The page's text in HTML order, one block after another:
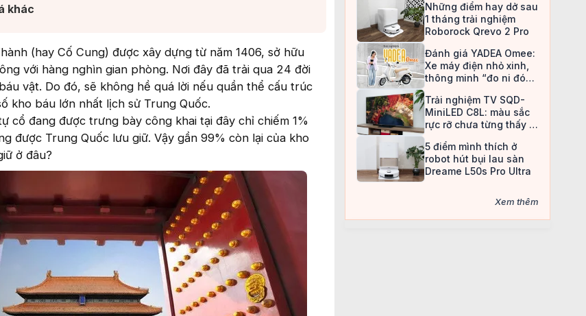
khác​
(hay Cố Cung) được xây dựng từ năm 1406, sở hữu
với hàng nghìn gian phòng. Nơi đây đã trải qua 24 đời
vật. Do đó, sẽ không hề quá lời nếu quần thể cấu trúc
kho báu lớn nhất lịch sử Trung Quốc.
cổ đang được trưng bày công khai tại đây chỉ chiếm 1%
được Trung Quốc lưu giữ. Vậy gần 99% còn lại của kho
ở đâu?
Những điểm hay dở sau
1 tháng trải nghiệm
Roborock Qrevo 2 Pro
Đánh giá YADEA Omee:
Xe máy điện nhỏ xinh,
thông minh “đo ni đóng
Trải nghiệm TV SQD-
MiniLED C8L: màu sắc
rực rỡ chưa từng thấy ở
5 điểm mình thích ở
robot hút bụi lau sàn
Dreame L50s Pro Ultra
Xem thêm